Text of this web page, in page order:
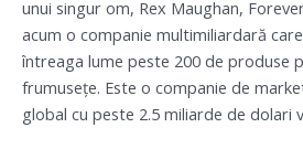
unui singur om, Rex Maughan,
acum o companie multimiliardară
întreaga lume peste 200 de produse
frumusețe. Este o companie de
global cu peste 2.5 miliarde de dolari